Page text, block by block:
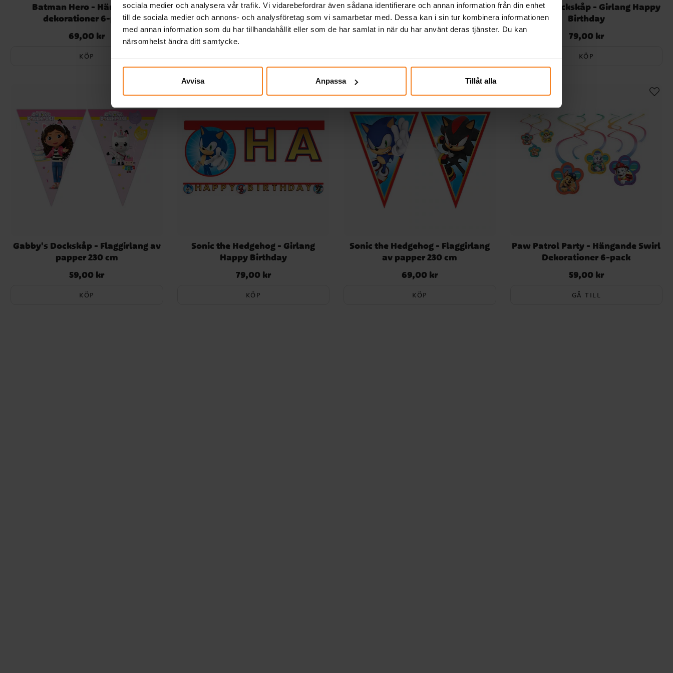
sociala medier och analysera vår trafik. Vi vidarebefordrar även sådana identifierare och annan information från din enhet
till de sociala medier och annons- och analysföretag som vi samarbetar med. Dessa kan i sin tur kombinera informationen
med annan information som du har tillhandahållit eller som de har samlat in när du har använt deras tjänster. Du kan
närsomhelst ändra ditt samtycke.
Avvisa Anpassa Tillåt alla
Batman Hero - Hängande
dekorationer 6-pack
Pris:69,00 kr
69,00 kr
KÖP
Minecraft - Flaggirlang 230 cm
Pris :69,00 kr
69,00 kr
Minecraft - Girlang Happy Birthday
Pris :79,00 kr
79,00 kr
Gabby's Dockskåp - Girlang Happy
Birthday
Pris:79,00 kr
79,00 kr
KÖP
Gabby's Dockskåp - Flaggirlang av
papper 230 cm
Pris:59,00 kr
59,00 kr
KÖP
Sonic the Hedgehog - Girlang
Happy Birthday
Pris:79,00 kr
79,00 kr
KÖP
Sonic the Hedgehog - Flaggirlang
av papper 230 cm
Pris:69,00 kr
69,00 kr
KÖP
Paw Patrol Party - Hängande Swirl
Dekorationer 6-pack
Pris:59,00 kr
59,00 kr
GÅ TILL